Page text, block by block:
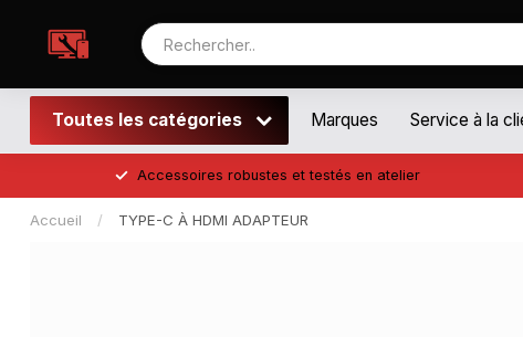
Toutes les catégories Marques Service à la
Accessoires robustes et testés en atelier
Accueil / TYPE-C À HDMI ADAPTEUR